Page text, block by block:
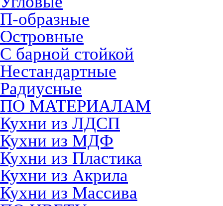
П-образные
Островные
С барной стойкой
Нестандартные
Радиусные
ПО МАТЕРИАЛАМ
Кухни из ЛДСП
Кухни из МДФ
Кухни из Пластика
Кухни из Акрила
Кухни из Массива